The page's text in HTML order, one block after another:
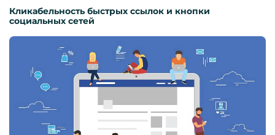
Кликабельность быстрых ссылок и кнопки
социальных сетей